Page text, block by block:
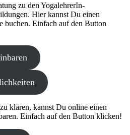
zu den YogalehrerIn-
Hier kannst Du einen
buchen. Einfach auf den Button
klären, kannst Du online einen
Einfach auf den Button klicken!